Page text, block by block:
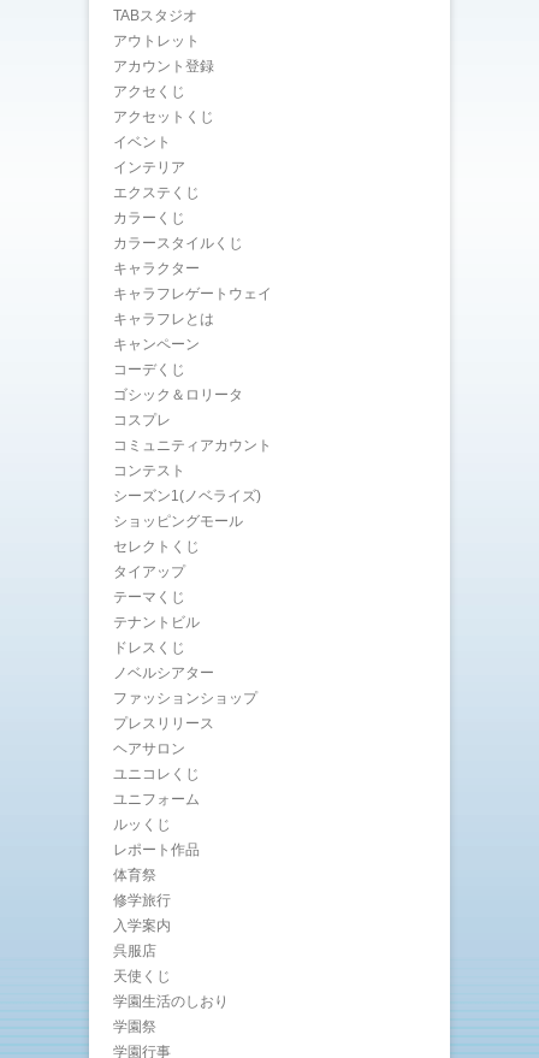
TABスタジオ
アウトレット
アカウント登録
アクセくじ
アクセットくじ
イベント
インテリア
エクステくじ
カラーくじ
カラースタイルくじ
キャラクター
キャラフレゲートウェイ
キャラフレとは
キャンペーン
コーデくじ
ゴシック＆ロリータ
コスプレ
コミュニティアカウント
コンテスト
シーズン1(ノベライズ)
ショッピングモール
セレクトくじ
タイアップ
テーマくじ
テナントビル
ドレスくじ
ノベルシアター
ファッションショップ
プレスリリース
ヘアサロン
ユニコレくじ
ユニフォーム
ルッくじ
レポート作品
体育祭
修学旅行
入学案内
呉服店
天使くじ
学園生活のしおり
学園祭
学園行事